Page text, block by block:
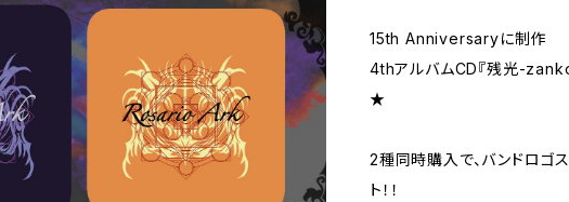
15th Anniversaryに制作
4thアルバムCD『残光-
★
2種同時購入で、バンドロゴ
ト！！